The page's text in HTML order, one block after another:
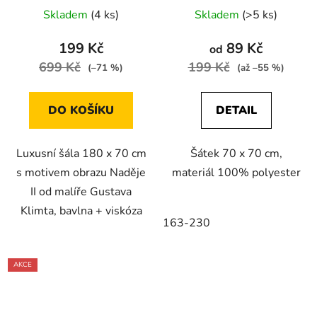
Skladem (4 ks)
199 Kč
699 Kč (–71 %)
DO KOŠÍKU
Luxusní šála 180 x 70 cm
s motivem obrazu Naděje
II od malíře Gustava
Klimta, bavlna + viskóza
Skladem (>5 ks)
od 89 Kč
199 Kč (až –55 %)
DETAIL
Šátek 70 x 70 cm,
materiál 100% polyester
163-230
AKCE